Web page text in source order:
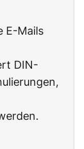
E-Mails
DIN-